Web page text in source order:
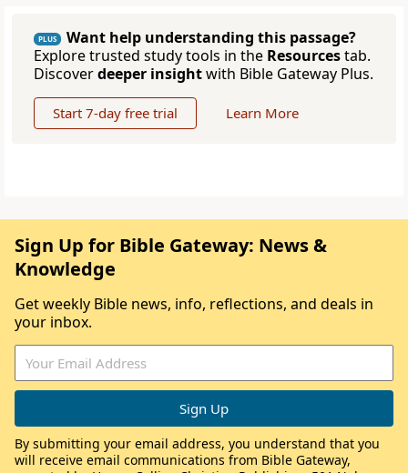
PLUS
Want help understanding this passage?
Explore trusted study tools in the Resourcestab.
Discoverdeeper insightwith Bible Gateway Plus.
Start 7-day free trial Learn More
Sign Up for Bible Gateway: News &
Knowledge
Get weekly Bible news, info, reflections, and deals in
your inbox.
By submitting your email address, you understand that you
will receive email communications from Bible Gateway,